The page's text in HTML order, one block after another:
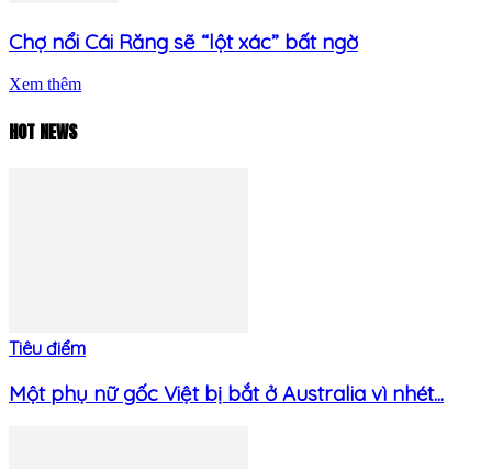
Chợ nổi Cái Răng sẽ “lột xác” bất ngờ
Xem thêm
HOT NEWS
Tiêu điểm
Một phụ nữ gốc Việt bị bắt ở Australia vì nhét...